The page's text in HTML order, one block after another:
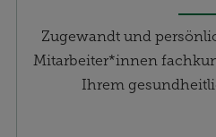
Zugewandt und
Mitarbeiter*innen
Ihrem